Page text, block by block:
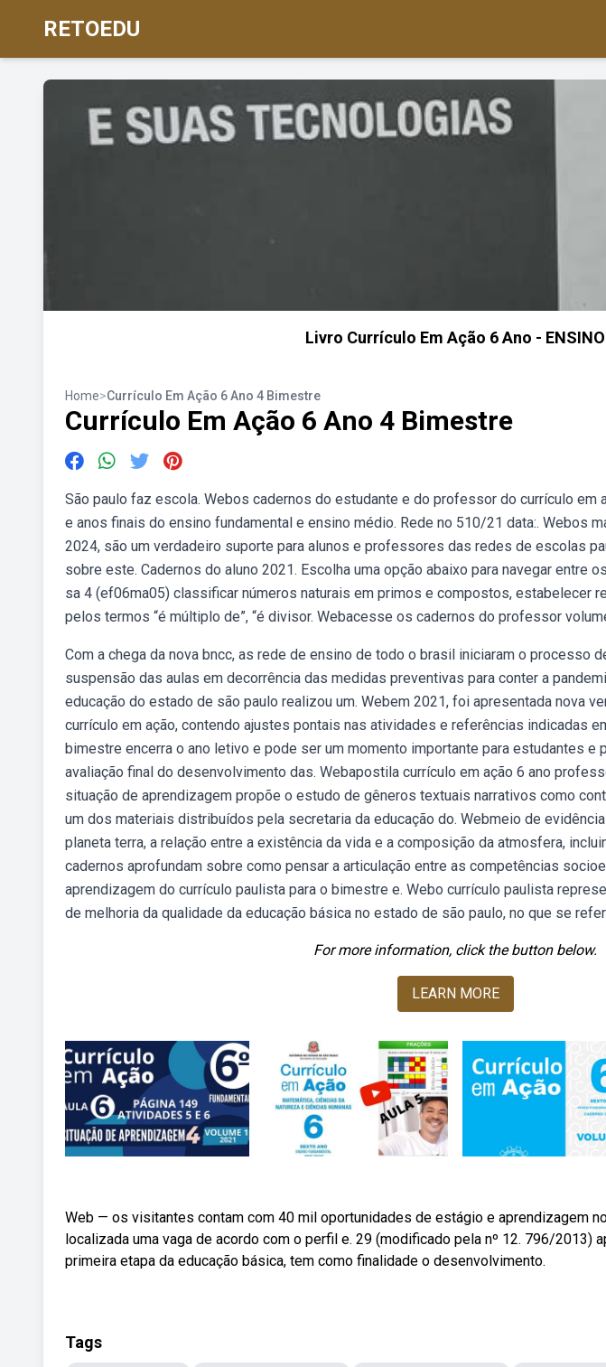
RETOEDU
Livro Currículo Em Ação 6 Ano - ENSINO
Home>Currículo Em Ação 6 Ano 4 Bimestre
Currículo Em Ação 6 Ano 4 Bimestre
São paulo faz escola. Webos cadernos do estudante e do professor do currículo em
e anos finais do ensino fundamental e ensino médio. Rede no 510/21 data:. Webos
2024, são um verdadeiro suporte para alunos e professores das redes de escolas
sobre este. Cadernos do aluno 2021. Escolha uma opção abaixo para navegar entre
sa 4 (ef06ma05) classificar números naturais em primos e compostos, estabelecer
pelos termos “é múltiplo de”, “é divisor. Webacesse os cadernos do professor
Com a chega da nova bncc, as rede de ensino de todo o brasil iniciaram o processo
suspensão das aulas em decorrência das medidas preventivas para conter a
educação do estado de são paulo realizou um. Webem 2021, foi apresentada nova
currículo em ação, contendo ajustes pontais nas atividades e referências indicadas
bimestre encerra o ano letivo e pode ser um momento importante para estudantes e
avaliação final do desenvolvimento das. Webapostila currículo em ação 6 ano
situação de aprendizagem propõe o estudo de gêneros textuais narrativos como
um dos materiais distribuídos pela secretaria da educação do. Webmeio de
planeta terra, a relação entre a existência da vida e a composição da atmosfera,
cadernos aprofundam sobre como pensar a articulação entre as competências
aprendizagem do currículo paulista para o bimestre e. Webo currículo paulista
de melhoria da qualidade da educação básica no estado de são paulo, no que se
For more information, click the button below.
LEARN MORE
Web — os visitantes contam com 40 mil oportunidades de estágio e aprendizagem no
localizada uma vaga de acordo com o perfil e. 29 (modificado pela nº 12. 796/2013)
primeira etapa da educação básica, tem como finalidade o desenvolvimento.
Tags